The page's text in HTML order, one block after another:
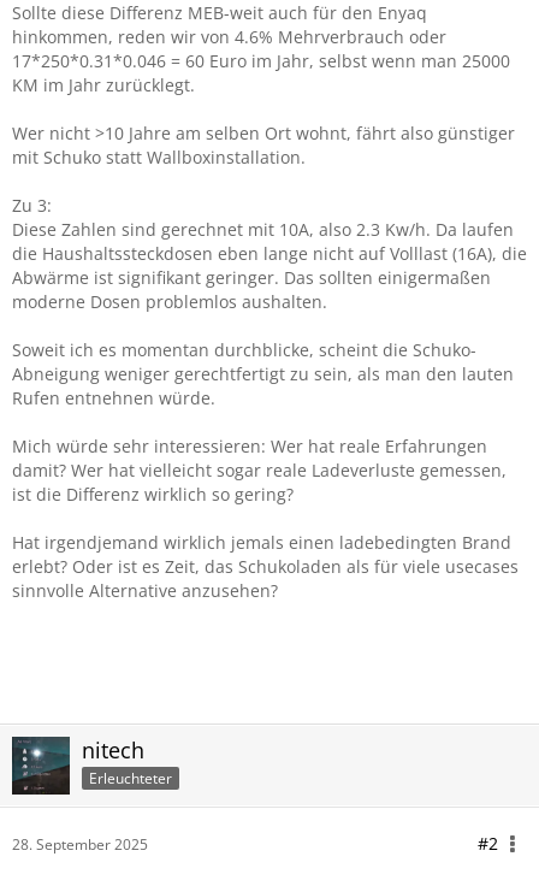
Sollte diese Differenz MEB-weit auch für den Enyaq
hinkommen, reden wir von 4.6% Mehrverbrauch oder
17*250*0.31*0.046 = 60 Euro im Jahr, selbst wenn man 25000
KM im Jahr zurücklegt.
Wer nicht >10 Jahre am selben Ort wohnt, fährt also günstiger
mit Schuko statt Wallboxinstallation.
Zu 3:
Diese Zahlen sind gerechnet mit 10A, also 2.3 Kw/h. Da laufen
die Haushaltssteckdosen eben lange nicht auf Volllast (16A), die
Abwärme ist signifikant geringer. Das sollten einigermaßen
moderne Dosen problemlos aushalten.
Soweit ich es momentan durchblicke, scheint die Schuko-
Abneigung weniger gerechtfertigt zu sein, als man den lauten
Rufen entnehnen würde.
Mich würde sehr interessieren: Wer hat reale Erfahrungen
damit? Wer hat vielleicht sogar reale Ladeverluste gemessen,
ist die Differenz wirklich so gering?
Hat irgendjemand wirklich jemals einen ladebedingten Brand
erlebt? Oder ist es Zeit, das Schukoladen als für viele usecases
sinnvolle Alternative anzusehen?
nitech
Erleuchteter
28. September 2025 #2